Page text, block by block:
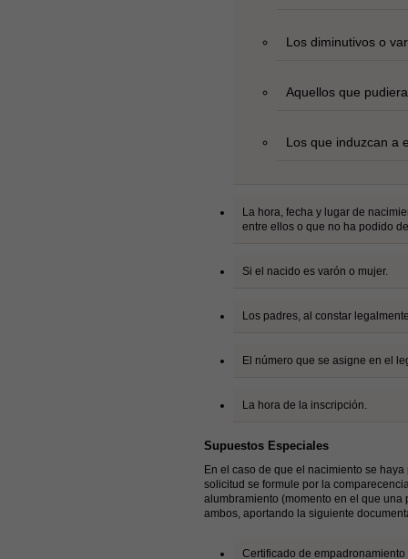
Los diminutivos o
Aquellos que
Los que induzcan a
La hora, fecha y lugar de
entre ellos o que no ha podido
Si el nacido es varón o mujer.
Los padres, al constar
El número que se asigne en el
La hora de la inscripción.
Supuestos Especiales
En el caso de que el nacimiento se
solicitud se formule por la
alumbramiento (momento en el que
ambos, aportando la siguiente
Certificado de